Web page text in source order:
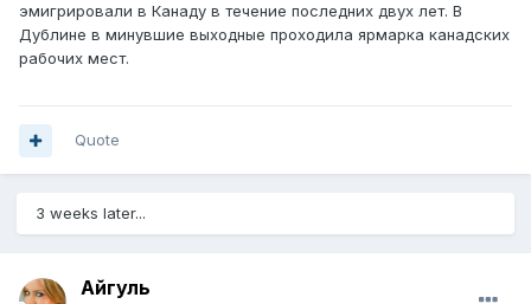
эмигрировали в Канаду в течение последних двух лет. В
Дублине в минувшие выходные проходила ярмарка канадских
рабочих мест.
Quote
3 weeks later...
Айгуль